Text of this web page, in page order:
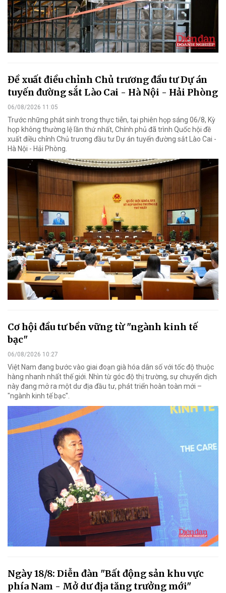
Đề xuất điều chỉnh Chủ trương đầu tư Dự án
tuyến đường sắt Lào Cai - Hà Nội - Hải Phòng
06/08/2026 11:05
Trước những phát sinh trong thực tiễn, tại phiên họp sáng 06/8, Kỳ
họp không thường lệ lần thứ nhất, Chính phủ đã trình Quốc hội đề
xuất điều chỉnh Chủ trương đầu tư Dự án tuyến đường sắt Lào Cai -
Hà Nội - Hải Phòng.
Cơ hội đầu tư bền vững từ "ngành kinh tế
bạc"
06/08/2026 10:27
Việt Nam đang bước vào giai đoạn già hóa dân số với tốc độ thuộc
hàng nhanh nhất thế giới. Nhìn từ góc độ thị trường, sự chuyển dịch
này đang mở ra một dư địa đầu tư, phát triển hoàn toàn mới –
"ngành kinh tế bạc".
Ngày 18/8: Diễn đàn "Bất động sản khu vực
phía Nam - Mở dư địa tăng trưởng mới"